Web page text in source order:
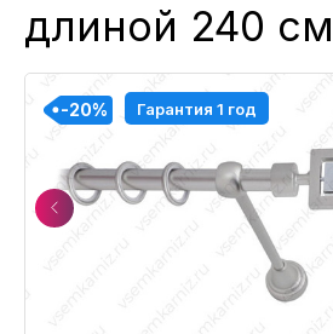
длиной 240 см
Previous
-20% Гарантия 1 год
-20%
-20%
-20%